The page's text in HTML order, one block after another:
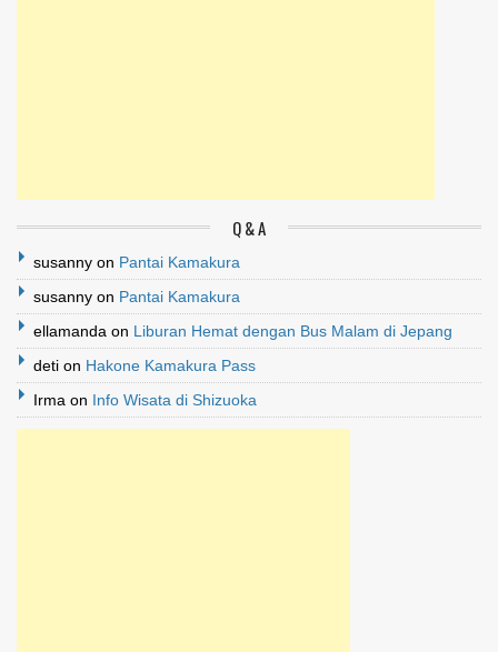
Q & A
susanny on Pantai Kamakura
susanny on Pantai Kamakura
ellamanda on Liburan Hemat dengan Bus Malam di Jepang
deti on Hakone Kamakura Pass
Irma on Info Wisata di Shizuoka